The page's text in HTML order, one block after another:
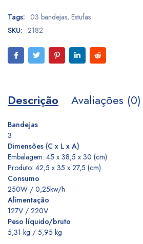
Tags: 03 bandejas, Estufas
SKU: 2182
Descrição Avaliações (0)
Bandejas
3
Dimensões (C x L x A)
Embalagem: 45 x 38,5 x 30 (cm)
Produto: 42,5 x 35 x 27,5 (cm)
Consumo
250W / 0,25kw/h
Alimentação
127V / 220V
Peso líquido/bruto
5,31 kg / 5,95 kg